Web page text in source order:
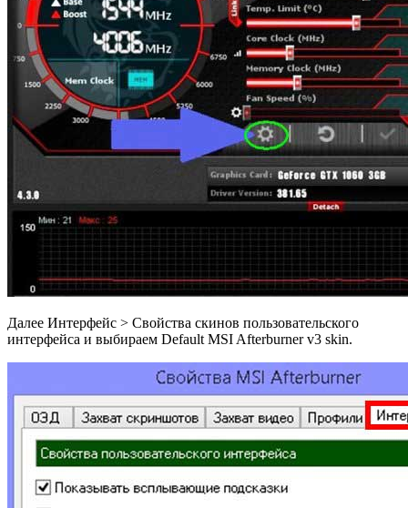
Далее Интерфейс > Свойства скинов пользовательского
интерфейса и выбираем Default MSI Afterburner v3 skin.